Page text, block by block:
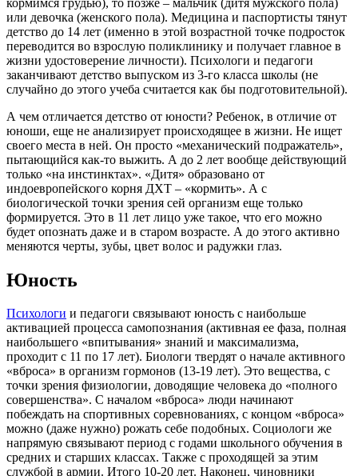
или девочка (женского пола). Медицина и паспортисты тянут
детство до 14 лет (именно в этой возрастной точке подросток
переводится во взрослую поликлинику и получает главное в
жизни удостоверение личности). Психологи и педагоги
заканчивают детство выпуском из 3-го класса школы (не
случайно до этого учеба считается как бы подготовительной).
А чем отличается детство от юности? Ребенок, в отличие от
юноши, еще не анализирует происходящее в жизни. Не ищет
своего места в ней. Он просто «механический подражатель»,
пытающийся как-то выжить. А до 2 лет вообще действующий
только «на инстинктах». «Дитя» образовано от
индоевропейского корня ДХТ – «кормить». А с
биологической точки зрения сей организм еще только
формируется. Это в 11 лет лицо уже такое, что его можно
будет опознать даже и в старом возрасте. А до этого активно
меняются черты, зубы, цвет волос и радужки глаз.
Юность
Психологи и педагоги связывают юность с наибольше
активацией процесса самопознания (активная ее фаза, полная
наибольшего «впитывания» знаний и максимализма,
проходит с 11 по 17 лет). Биологи твердят о начале активного
«вброса» в организм гормонов (13-19 лет). Это вещества, с
точки зрения физиологии, доводящие человека до «полного
совершенства». С началом «вброса» люди начинают
побеждать на спортивных соревнованиях, с концом «вброса»
можно (даже нужно) рожать себе подобных. Социологи же
напрямую связывают период с годами школьного обучения в
средних и старших классах. Также с проходящей за этим
службой в армии. Итого 10-20 лет. Наконец, чиновники